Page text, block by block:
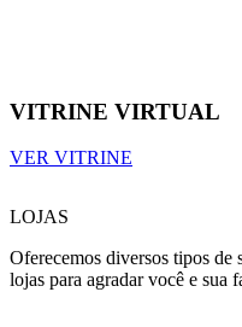
VITRINE VIRTUAL
VER VITRINE
LOJAS
Oferecemos diversos tipos de
lojas para agradar você e sua